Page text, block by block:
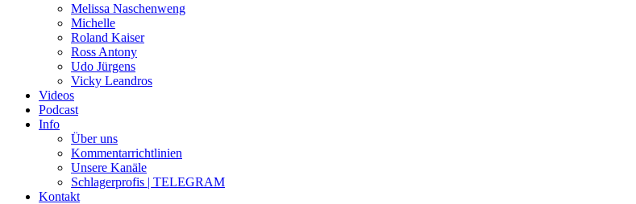
Melissa Naschenweng
Michelle
Roland Kaiser
Ross Antony
Udo Jürgens
Vicky Leandros
Videos
Podcast
Info
Über uns
Kommentarrichtlinien
Unsere Kanäle
Schlagerprofis | TELEGRAM
Kontakt